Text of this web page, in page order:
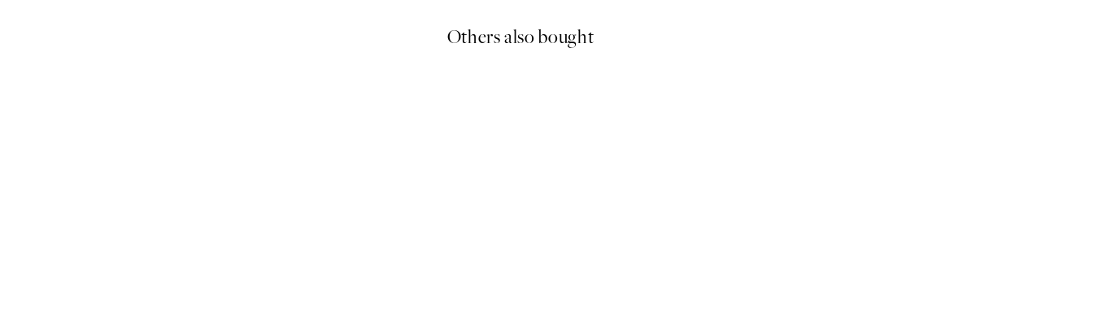
Others also bought